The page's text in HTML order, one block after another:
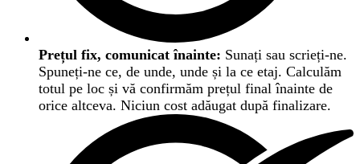
Prețul fix, comunicat înainte: Sunați sau scrieți-ne.
Spuneți-ne ce, de unde, unde și la ce etaj. Calculăm
totul pe loc și vă confirmăm prețul final înainte de
orice altceva. Niciun cost adăugat după finalizare.